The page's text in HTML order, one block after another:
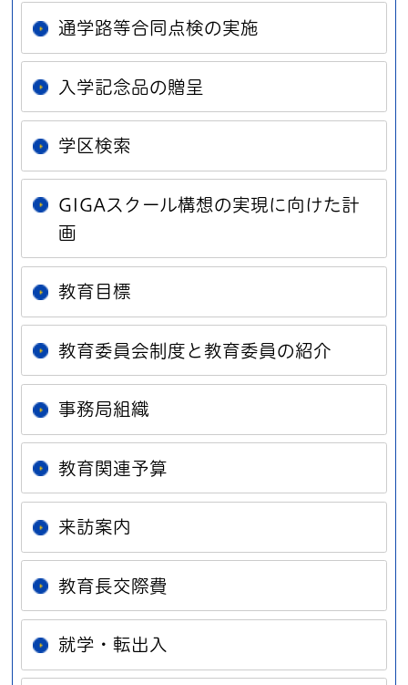
通学路等合同点検の実施
入学記念品の贈呈
学区検索
GIGAスクール構想の実現に向けた計
画
教育目標
教育委員会制度と教育委員の紹介
事務局組織
教育関連予算
来訪案内
教育長交際費
就学・転出入